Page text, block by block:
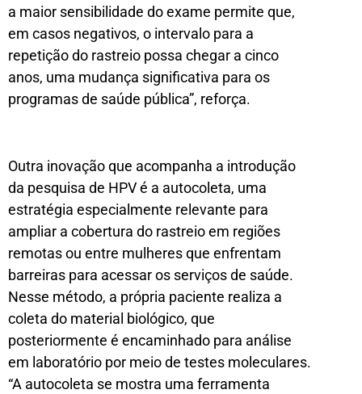
a maior sensibilidade do exame permite que,
em casos negativos, o intervalo para a
repetição do rastreio possa chegar a cinco
anos, uma mudança significativa para os
programas de saúde pública”, reforça.
Outra inovação que acompanha a introdução
da pesquisa de HPV é a autocoleta, uma
estratégia especialmente relevante para
ampliar a cobertura do rastreio em regiões
remotas ou entre mulheres que enfrentam
barreiras para acessar os serviços de saúde.
Nesse método, a própria paciente realiza a
coleta do material biológico, que
posteriormente é encaminhado para análise
em laboratório por meio de testes moleculares.
“A autocoleta se mostra uma ferramenta